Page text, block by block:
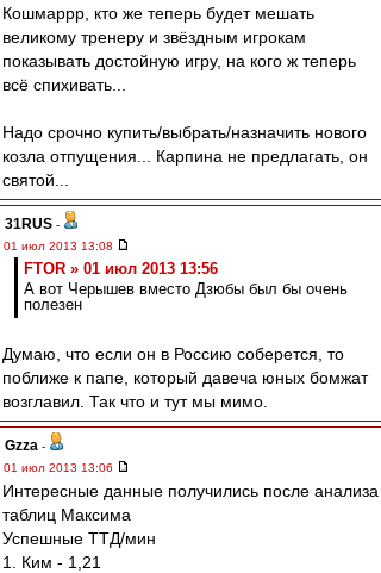
Кошмаррр, кто же теперь будет мешать
великому тренеру и звёздным игрокам
показывать достойную игру, на кого ж теперь
всё спихивать...
Надо срочно купить/выбрать/назначить нового
козла отпущения... Карпина не предлагать, он
святой...
31RUS -
01 июл 2013 13:08
FTOR » 01 июл 2013 13:56
А вот Черышев вместо Дзюбы был бы очень
полезен
Думаю, что если он в Россию соберется, то
поближе к папе, который давеча юных бомжат
возглавил. Так что и тут мы мимо.
Gzza -
01 июл 2013 13:06
Интересные данные получились после анализа
таблиц Максима
Успешные ТТД/мин
1. Ким - 1,21